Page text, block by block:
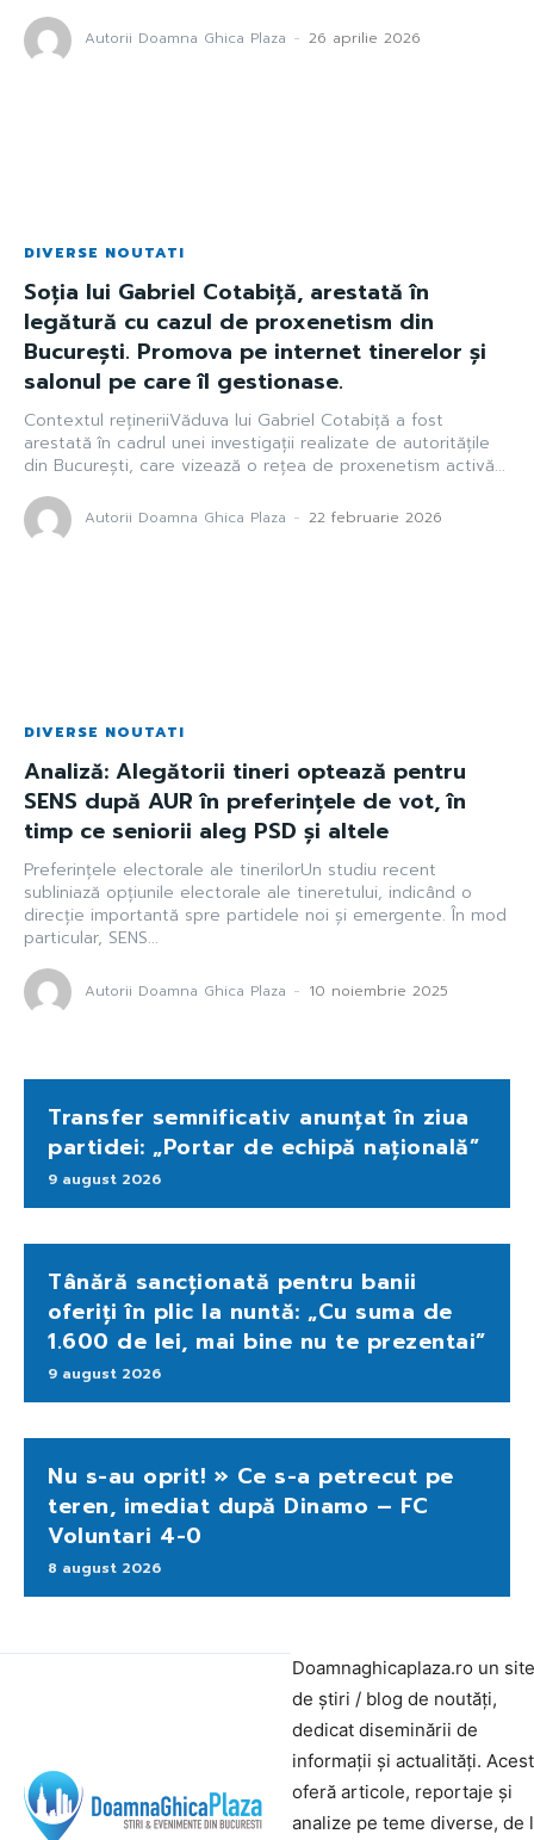
Autorii Doamna Ghica Plaza - 26 aprilie 2026
DIVERSE NOUTATI
Soția lui Gabriel Cotabiță, arestată în
legătură cu cazul de proxenetism din
București. Promova pe internet tinerelor și
salonul pe care îl gestionase.
Contextul rețineriiVăduva lui Gabriel Cotabiță a fost
arestată în cadrul unei investigații realizate de autoritățile
din București, care vizează o rețea de proxenetism activă...
Autorii Doamna Ghica Plaza - 22 februarie 2026
DIVERSE NOUTATI
Analiză: Alegătorii tineri optează pentru
SENS după AUR în preferințele de vot, în
timp ce seniorii aleg PSD și altele
Preferințele electorale ale tinerilorUn studiu recent
subliniază opțiunile electorale ale tineretului, indicând o
direcție importantă spre partidele noi și emergente. În mod
particular, SENS...
Autorii Doamna Ghica Plaza - 10 noiembrie 2025
Transfer semnificativ anunțat în ziua
partidei: „Portar de echipă națională”
9 august 2026
Tânără sancționată pentru banii
oferiți în plic la nuntă: „Cu suma de
1.600 de lei, mai bine nu te prezentai”
9 august 2026
Nu s-au oprit! » Ce s-a petrecut pe
teren, imediat după Dinamo – FC
Voluntari 4-0
8 august 2026
Doamnaghicaplaza.ro un site
de știri / blog de noutăți,
dedicat diseminării de
informații și actualități.
oferă articole, reportaje și
analize pe teme diverse, de